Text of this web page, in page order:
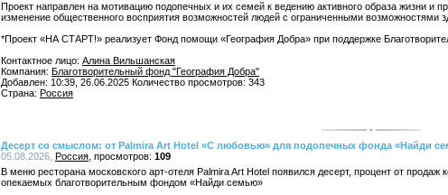
Проект направлен на мотивацию подопечных и их семей к ведению активного образа жизни и
изменение общественного восприятия возможностей людей с ограниченными возможностями
*Проект «НА СТАРТ!» реализует Фонд помощи «География Добра» при поддержке
Контактное лицо: Алина Вильшанская
Компания: Благотворительный фонд "География Добра"
Добавлен: 10:39, 26.06.2025 Количество просмотров: 343
Страна: Россия
Десерт со смыслом: от Palmira Art Hotel «С любовью» для подопечных фонда «Найди
05.08.2026, Россия
109
В меню ресторана московского арт-отеля Palmira Art Hotel появился десерт, процент от
опекаемых благотворительным фондом «Найди семью»